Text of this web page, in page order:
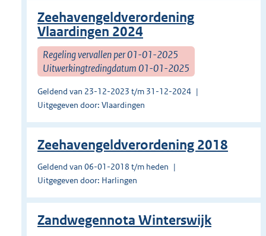
Zeehavengeldverordening
Vlaardingen 2024
Regeling vervallen per 01-01-2025
Uitwerkingtredingdatum 01-01-2025
Geldend van 23-12-2023 t/m 31-12-2024
Uitgegeven door: Vlaardingen
Zeehavengeldverordening 2018
Geldend van 06-01-2018 t/m heden
Uitgegeven door: Harlingen
Zandwegennota Winterswijk